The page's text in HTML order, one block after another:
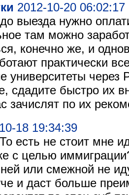
2012-10-20 06:02:17
выезда нужно
там можно
конечно же, и
практически
университеты через
сдадите быстро их
зачислят по их
18 19:34:39
есть не стоит мне
с целью
или смежной не
и даст больше